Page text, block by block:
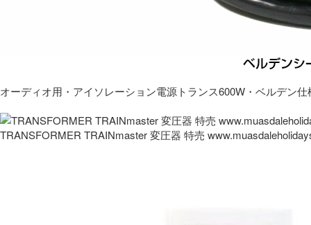
オーディオ用・アイソレーション電源トランス600W・ベルデン仕
TRANSFORMER TRAINmaster 変圧器 特売